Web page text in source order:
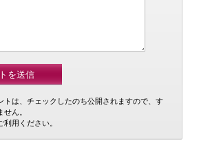
トは、チェックしたのち公開されますので、す
せん。
利用ください。